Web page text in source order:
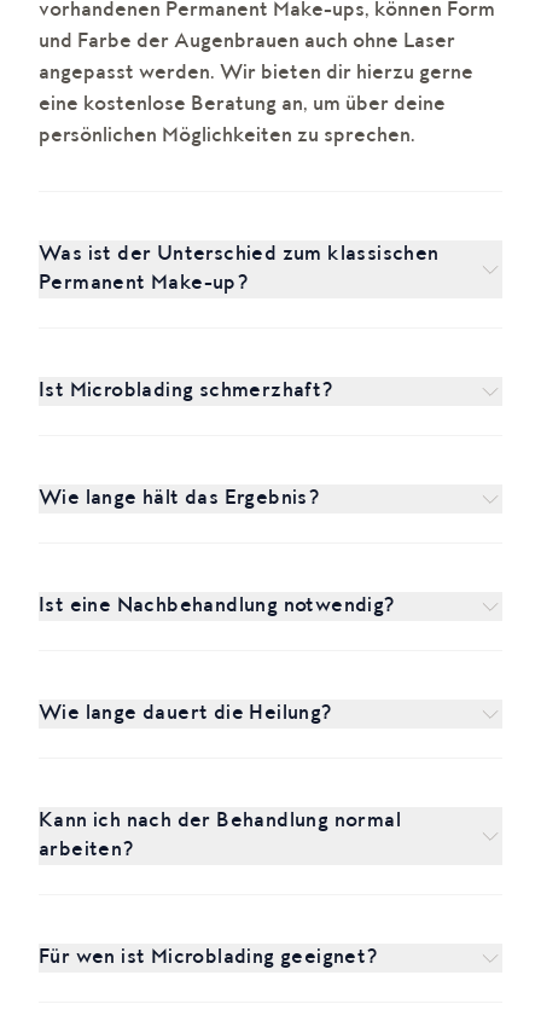
vorhandenen Permanent Make-ups, können Form
und Farbe der Augenbrauen auch ohne Laser
angepasst werden. Wir bieten dir hierzu gerne
eine kostenlose Beratung an, um über deine
persönlichen Möglichkeiten zu sprechen.
Was ist der Unterschied zum klassischen
Permanent Make-up?
Ist Microblading schmerzhaft?
Wie lange hält das Ergebnis?
Ist eine Nachbehandlung notwendig?
Wie lange dauert die Heilung?
Kann ich nach der Behandlung normal
arbeiten?
Für wen ist Microblading geeignet?